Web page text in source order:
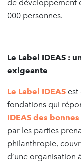
de développement
000 personnes.
Le Label IDEAS :
exigeante
Le Label IDEAS est
fondations qui
IDEAS des
par les parties
philanthropie,
d’une organisation